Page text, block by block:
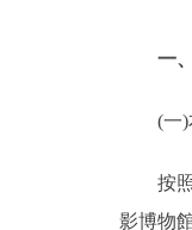
一
(一)本
按照中
影博物